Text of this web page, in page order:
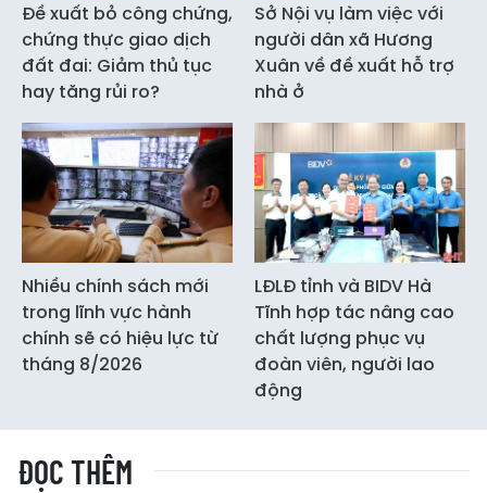
Đề xuất bỏ công chứng,
chứng thực giao dịch
đất đai: Giảm thủ tục
hay tăng rủi ro?
Sở Nội vụ làm việc với
người dân xã Hương
Xuân về đề xuất hỗ trợ
nhà ở
Nhiều chính sách mới
trong lĩnh vực hành
chính sẽ có hiệu lực từ
tháng 8/2026
LĐLĐ tỉnh và BIDV Hà
Tĩnh hợp tác nâng cao
chất lượng phục vụ
đoàn viên, người lao
động
ĐỌC THÊM